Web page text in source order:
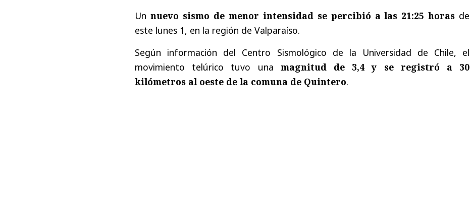
Un nuevo sismo de menor intensidad se percibió a las 21:25 horas de
este lunes 1, en la región de Valparaíso.
Según información del Centro Sismológico de la Universidad de Chile, el
movimiento telúrico tuvo una magnitud de 3,4 y se registró a 30
kilómetros al oeste de la comuna de Quintero.